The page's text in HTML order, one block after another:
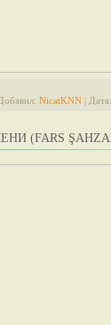
NicatKNN | Дата:
(FARS